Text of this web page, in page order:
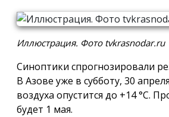
Иллюстрация. Фото tvkrasnodar.ru
Синоптики спрогнозировали
В Азове уже в субботу, 30
воздуха опустится до +14 °С.
будет 1 мая.